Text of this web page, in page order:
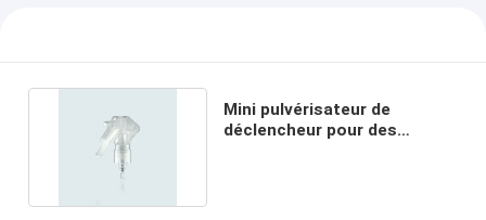
Mini pulvérisateur de
déclencheur pour des